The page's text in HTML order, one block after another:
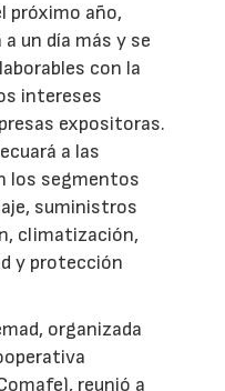
próximo año,
un día más y se
con la
intereses
expositoras.
a las
los segmentos
suministros
climatización,
y protección
organizada
reunió a